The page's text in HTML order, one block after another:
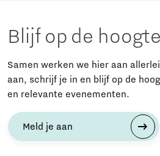
Blijf op de
Samen werken we hier aan
aan, schrijf je in en blijf op de
en relevante evenementen.
Meld je aan